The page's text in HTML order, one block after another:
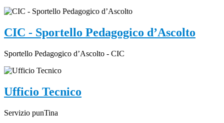
CIC - Sportello Pedagogico d’Ascolto
Sportello Pedagogico d’Ascolto - CIC
Ufficio Tecnico
Servizio punTina